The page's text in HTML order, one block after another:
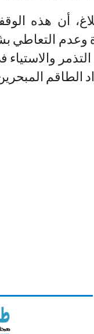
أن هذه
وعدم
والاستياء
الطاقم